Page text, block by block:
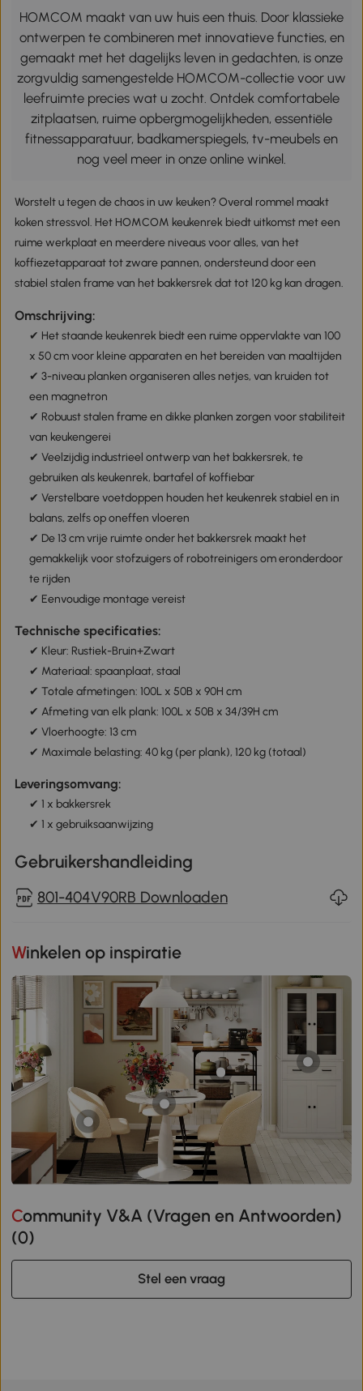
HOMCOM maakt van uw huis een thuis. Door klassieke
ontwerpen te combineren met innovatieve functies, en
gemaakt met het dagelijks leven in gedachten, is onze
zorgvuldig samengestelde HOMCOM-collectie voor uw
leefruimte precies wat u zocht. Ontdek comfortabele
zitplaatsen, ruime opbergmogelijkheden, essentiële
fitnessapparatuur, badkamerspiegels, tv-meubels en
nog veel meer in onze online winkel.
Worstelt u tegen de chaos in uw keuken? Overal rommel maakt
koken stressvol. Het HOMCOM keukenrek biedt uitkomst met een
ruime werkplaat en meerdere niveaus voor alles, van het
koffiezetapparaat tot zware pannen, ondersteund door een
stabiel stalen frame van het bakkersrek dat tot 120 kg kan dragen.
Omschrijving:
✔ Het staande keukenrek biedt een ruime oppervlakte van 100
x 50 cm voor kleine apparaten en het bereiden van maaltijden
✔ 3-niveau planken organiseren alles netjes, van kruiden tot
een magnetron
✔ Robuust stalen frame en dikke planken zorgen voor stabiliteit
van keukengerei
✔ Veelzijdig industrieel ontwerp van het bakkersrek, te
gebruiken als keukenrek, bartafel of koffiebar
✔ Verstelbare voetdoppen houden het keukenrek stabiel en in
balans, zelfs op oneffen vloeren
✔ De 13 cm vrije ruimte onder het bakkersrek maakt het
gemakkelijk voor stofzuigers of robotreinigers om eronderdoor
te rijden
✔ Eenvoudige montage vereist
Technische specificaties:
✔ Kleur: Rustiek-Bruin+Zwart
✔ Materiaal: spaanplaat, staal
✔ Totale afmetingen: 100L x 50B x 90H cm
✔ Afmeting van elk plank: 100L x 50B x 34/39H cm
✔ Vloerhoogte: 13 cm
✔ Maximale belasting: 40 kg (per plank), 120 kg (totaal)
Leveringsomvang:
✔ 1 x bakkersrek
✔ 1 x gebruiksaanwijzing
Gebruikershandleiding
801-404V90RB Downloaden
Winkelen op inspiratie
Community V&A (Vragen en Antwoorden)
(0)
Stel een vraag